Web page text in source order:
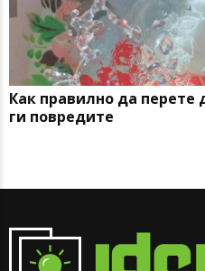
Как правилно да перете
ги повредите